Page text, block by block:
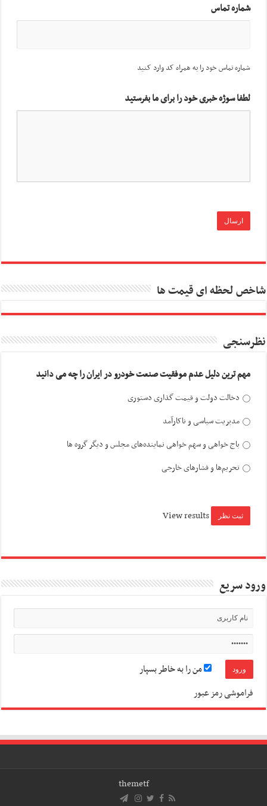
شماره تماس
شماره تماس خود را به همراه کد وارد کنید
لطفا سوژه خبری خود را برای ما بفرستید
شاخص لحظه ای قیمت ها
نظرسنجی
مهم ترین دلیل عدم موفقیت صنعت خودرو در ایران را چه می دانید
دخالت دولت و قیمت گذاری دستوری
مدیریت سیاسی و ناکارآمد
باج خواهی و سهم خواهی نماینده‌های مجلس و دیگر گروه ها
تحریم‌ها و فشارهای خارجی
View results
ورود سریع
من را به خاطر بسپار
فراموشی رمز عبور
themetf